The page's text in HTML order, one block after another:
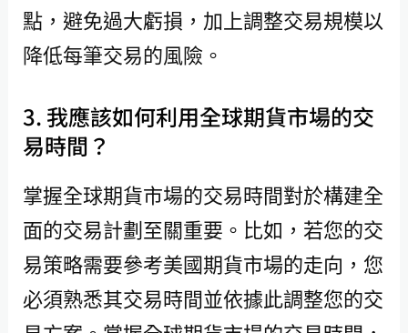
點，避免過大虧損，加上調整交易規模以
降低每筆交易的風險。
3. 我應該如何利用全球期貨市場的交
易時間？
掌握全球期貨市場的交易時間對於構建全
面的交易計劃至關重要。比如，若您的交
易策略需要參考美國期貨市場的走向，您
必須熟悉其交易時間並依據此調整您的交